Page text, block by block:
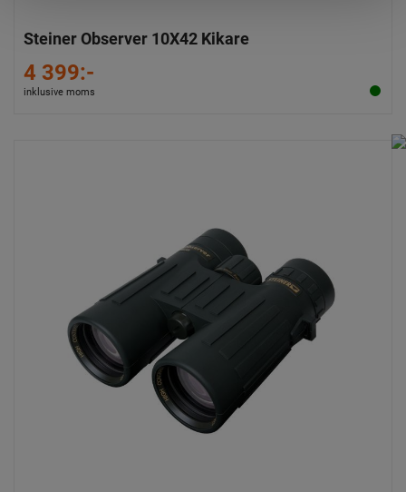
Steiner Observer 10X42 Kikare
4 399:-
inklusive moms